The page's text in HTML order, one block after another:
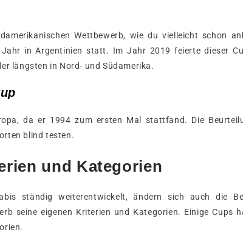
Wettbewerb, wie du vielleicht schon
in Argentinien statt. Im Jahr 2019 feierte dieser
längsten in Nord- und Südamerika.
da er 1994 zum ersten Mal stattfand. Die
blind testen.
und Kategorien
ständig weiterentwickelt, ändern sich auch die
seine eigenen Kriterien und Kategorien. Einige Cups